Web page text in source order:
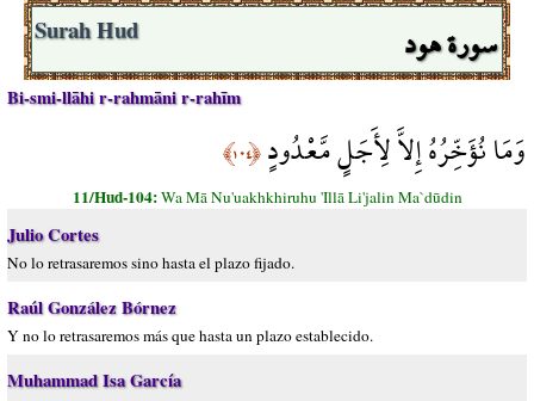
سورة هود Surah Hud
Bi-smi-llāhi r-rahmāni r-rahīm
وَمَا نُؤَخِّرُهُ إِلاَّ لِأَجَلٍ مَّعْدُودٍ﴿١٠٤﴾
11/Hud-104:Wa Mā Nu'uakhkhiruhu 'Illā Li'jalin Ma`dūdin
Julio Cortes
No lo retrasaremos sino hasta el plazo fijado.
Raúl González Bórnez
Y no lo retrasaremos más que hasta un plazo establecido.
Muhammad Isa García